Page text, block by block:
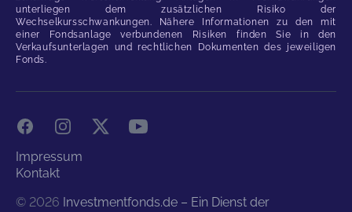
unterliegen dem zusätzlichen Risiko der
Wechselkursschwankungen. Nähere Informationen zu den mit
einer Fondsanlage verbundenen Risiken finden Sie in den
Verkaufsunterlagen und rechtlichen Dokumenten des jeweiligen
Fonds.
FacebookInstagram
X YouTube
© 2026 Investmentfonds.de – Ein Dienst der
Impressum
Kontakt